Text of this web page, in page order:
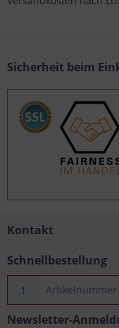
Sicherheit beim
Kontakt
Schnellbestellung
Newsletter-